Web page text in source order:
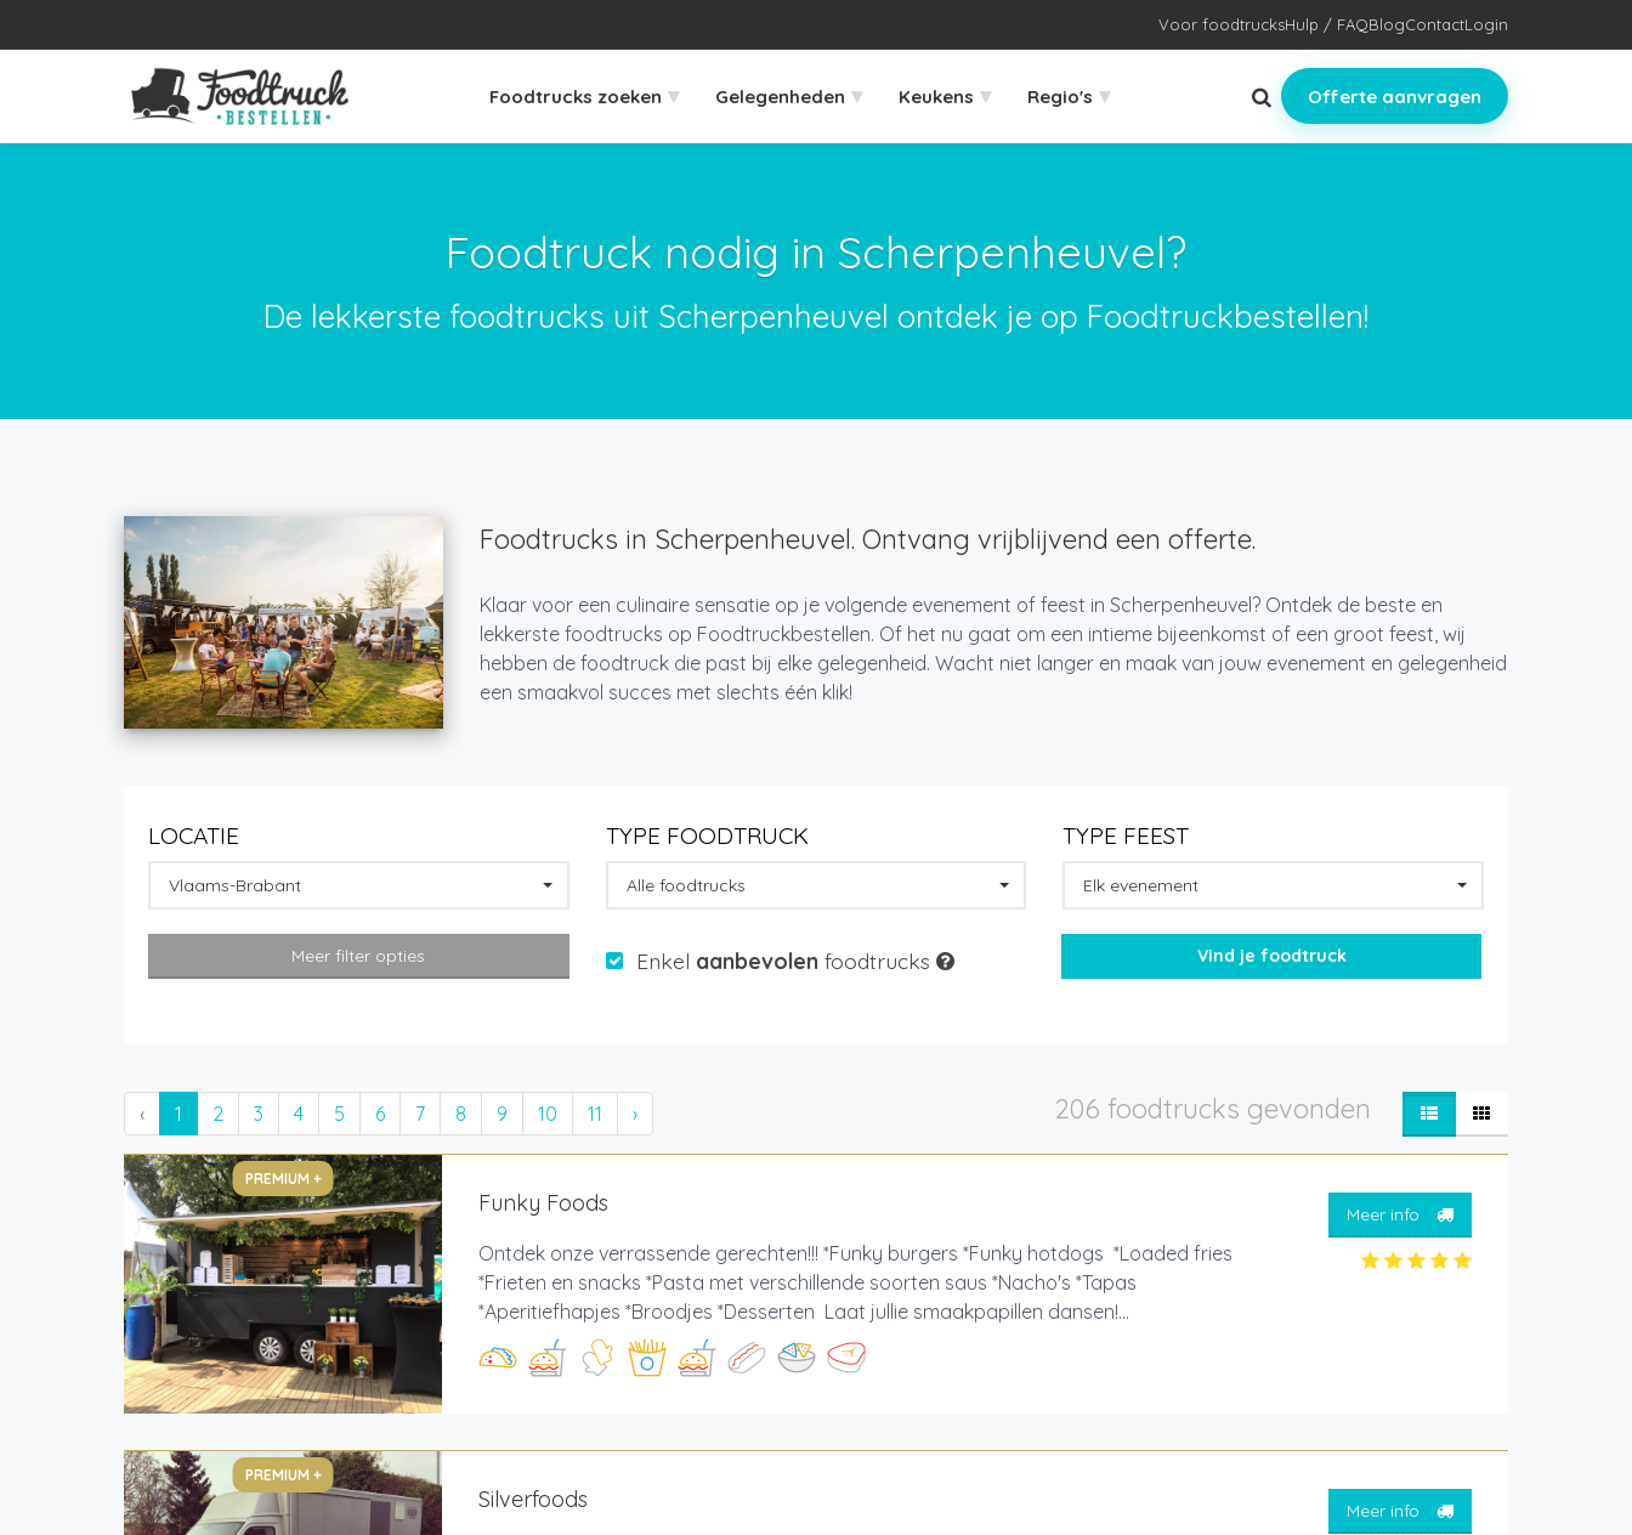
Voor foodtrucksHulp / FAQBlogContactLogin
Foodtrucks zoeken ▾ Gelegenheden ▾ Keukens ▾ Regio's ▾ Offerte aanvragen
Foodtruck nodig in Scherpenheuvel?
De lekkerste foodtrucks uit Scherpenheuvel ontdek je op Foodtruckbestellen!
Foodtrucks in Scherpenheuvel. Ontvang vrijblijvend een offerte.
Klaar voor een culinaire sensatie op je volgende evenement of feest in Scherpenheuvel? Ontdek de beste en
lekkerste foodtrucks op Foodtruckbestellen. Of het nu gaat om een intieme bijeenkomst of een groot feest, wij
hebben de foodtruck die past bij elke gelegenheid. Wacht niet langer en maak van jouw evenement en gelegenheid
een smaakvol succes met slechts één klik!
LOCATIE
Vlaams-Brabant
TYPE FOODTRUCK
Alle foodtrucks
TYPE FEEST
Elk evenement
Meer filter opties Enkel aanbevolen foodtrucks
‹ 1 2 3 4 5 6 7 8 9 10 11 › 206 foodtrucks gevonden
PREMIUM +
Funky Foods
Ontdek onze verrassende gerechten!!! *Funky burgers *Funky hotdogs *Loaded fries
*Frieten en snacks *Pasta met verschillende soorten saus *Nacho's *Tapas
*Aperitiefhapjes *Broodjes *Desserten Laat jullie smaakpapillen dansen!...
Meer info
PREMIUM +
Silverfoods Meer info